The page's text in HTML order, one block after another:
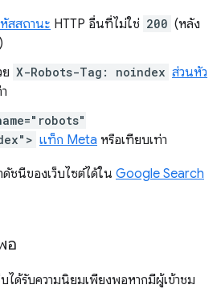
สสถานะ HTTP อื่นที่ไม่ใช่ 200 (หลัง
X-Robots-Tag: noindex ส่วนหัว
แท็ก Meta หรือเทียบเท่า
ชนีของเว็บไซต์ได้ใน Google Search
อ
ได้รับความนิยมเพียงพอหากมีผู้เข้าชม